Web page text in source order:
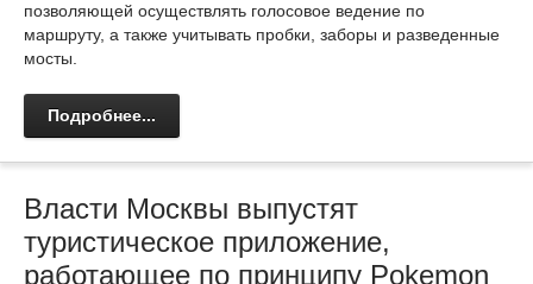
позволяющей осуществлять голосовое ведение по
маршруту, а также учитывать пробки, заборы и разведенные
мосты.
Подробнее...
Власти Москвы выпустят
туристическое приложение,
работающее по принципу Pokemon